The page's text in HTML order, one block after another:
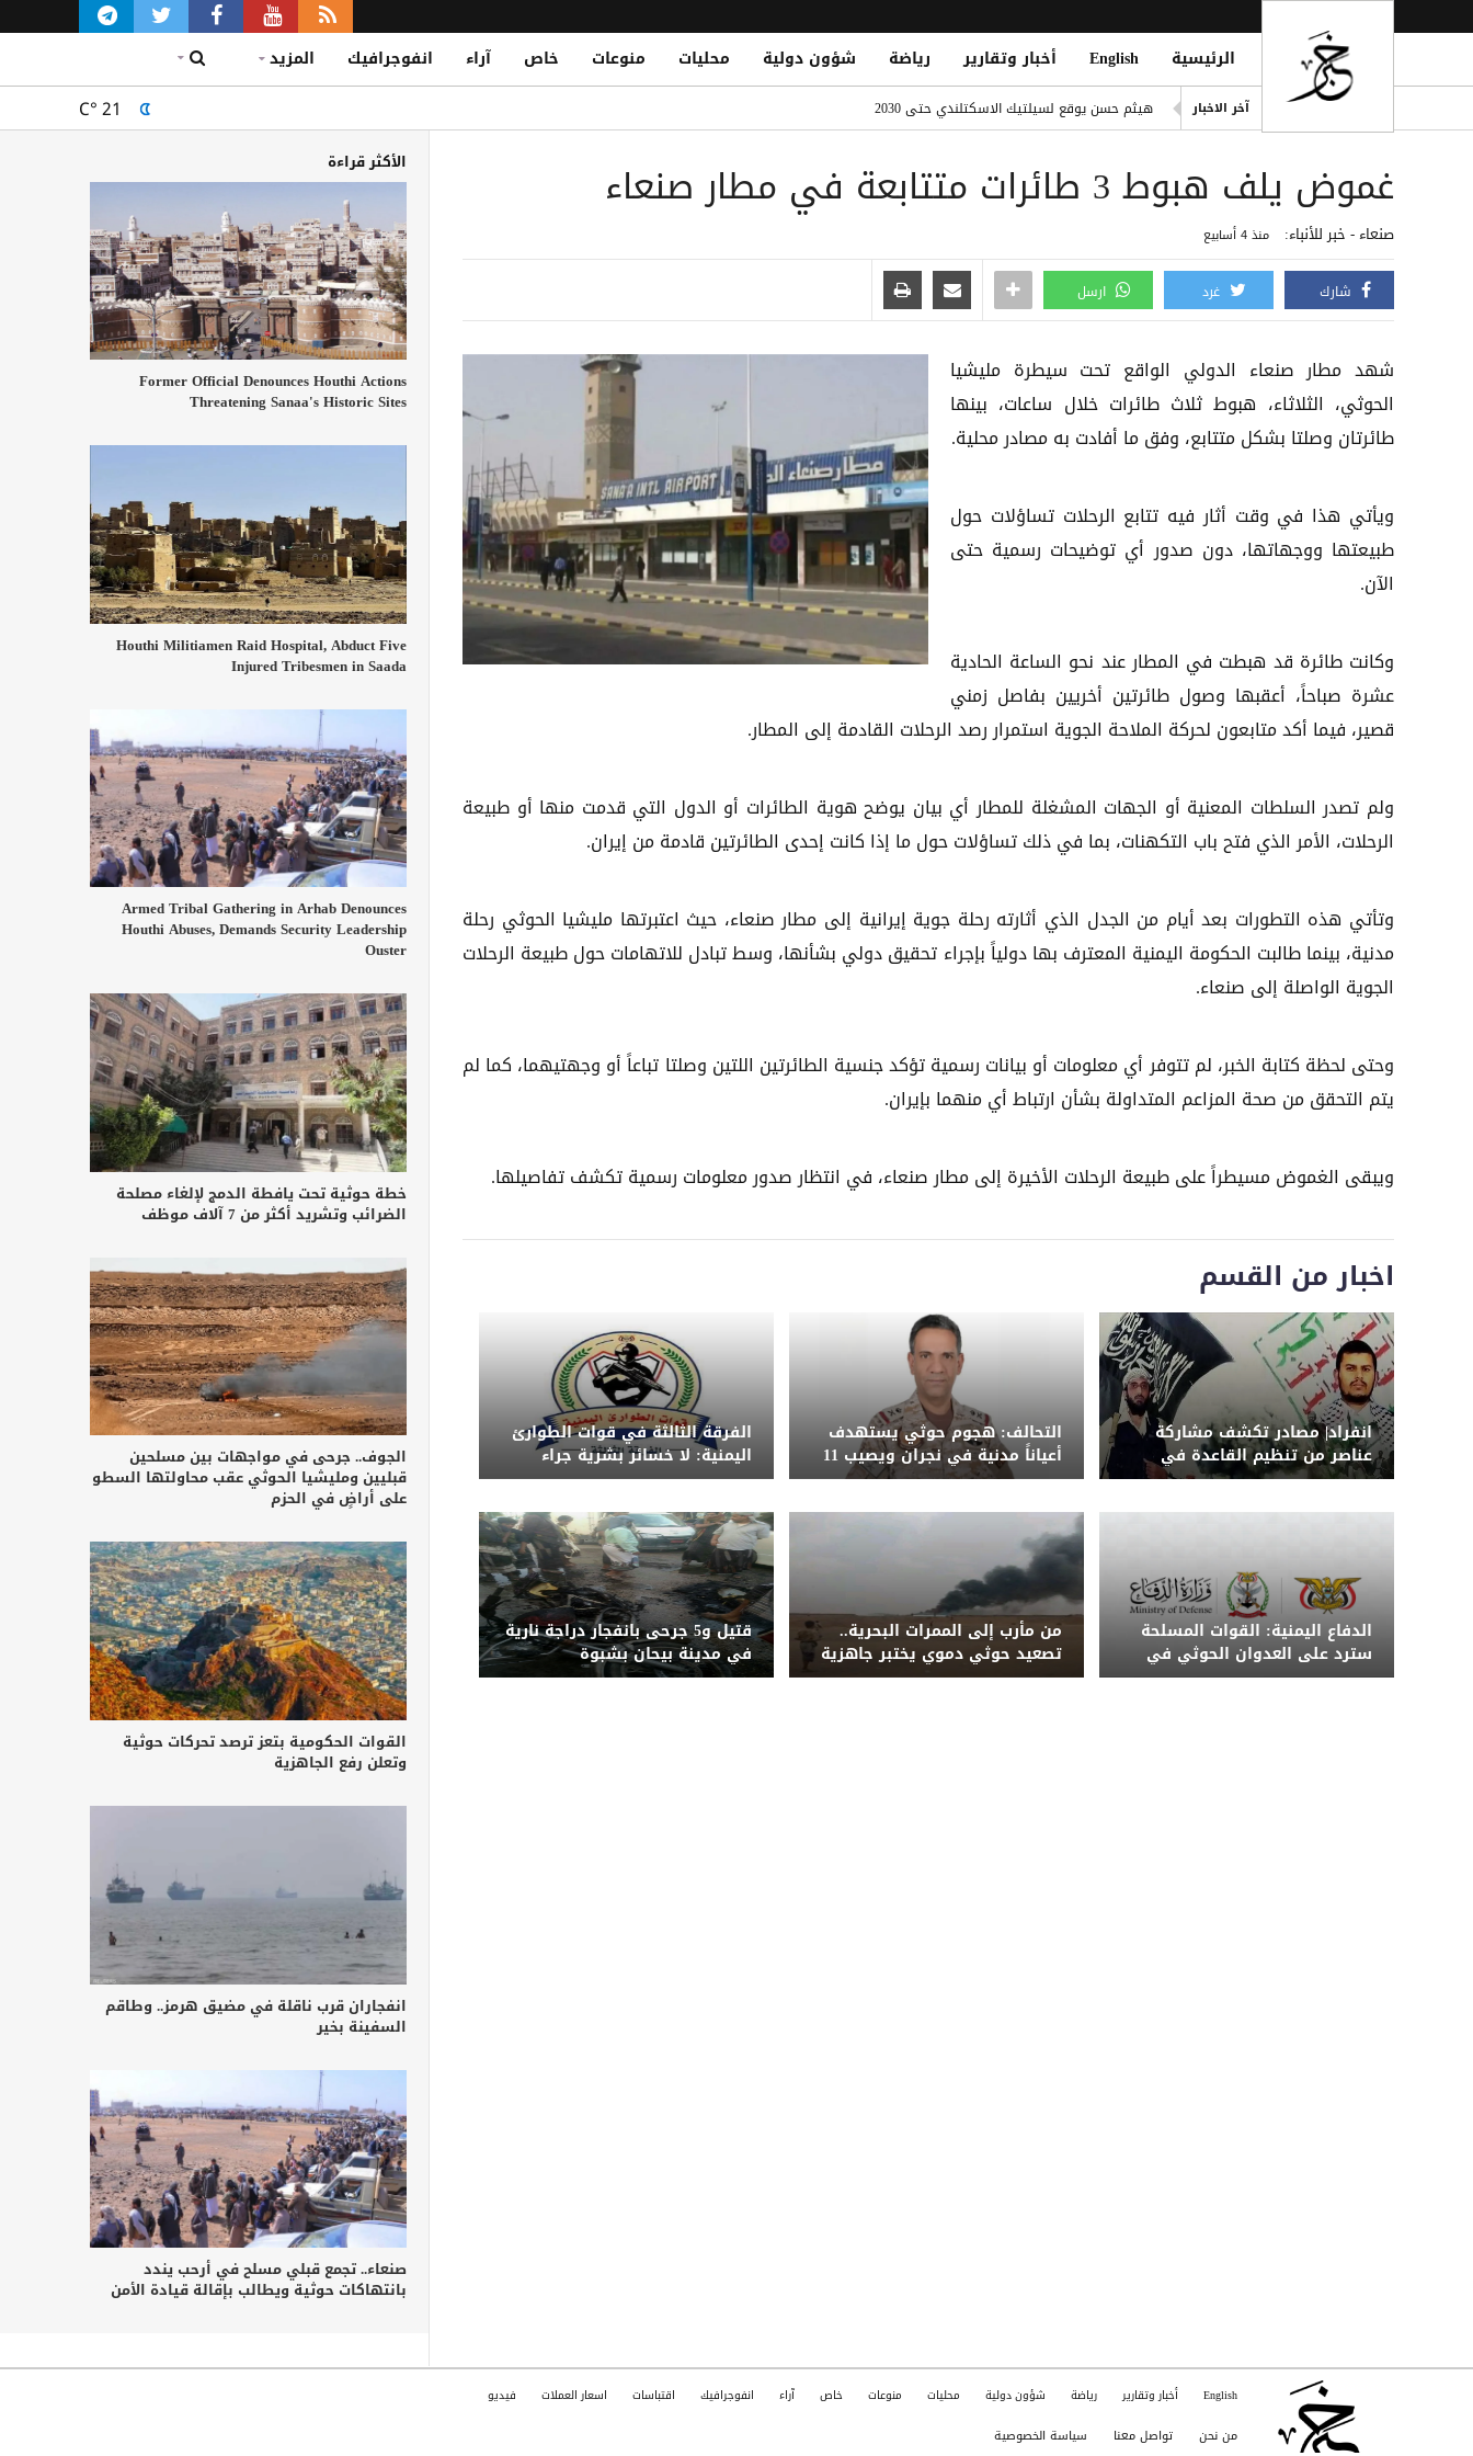
الرئيسية English أخبار وتقارير رياضة شؤون دولية محليات منوعات خاص آراء انفوجرافيك المزيد
آخر الاخبار
هيثم حسن يوقع لسيلتيك الاسكتلندي حتى 2030
Yemen Defense Ministry Vows Retaliation Against Houthi Attacks
الفرقة الثالثة في قوات الطوارئ اليمنية: لا خسائر بشرية جراء الضربة ونحذر من تداول الشائعات
C° 21
غموض يلف هبوط 3 طائرات متتابعة في مطار صنعاء
صنعاء - خبر للأنباء: منذ 4 أسابيع
شارك غرد ارسل
شهد مطار صنعاء الدولي الواقع تحت سيطرة مليشيا
الحوثي، الثلاثاء، هبوط ثلاث طائرات خلال ساعات، بينها
طائرتان وصلتا بشكل متتابع، وفق ما أفادت به مصادر محلية.
ويأتي هذا في وقت أثار فيه تتابع الرحلات تساؤلات حول
طبيعتها ووجهاتها، دون صدور أي توضيحات رسمية حتى
الآن.
وكانت طائرة قد هبطت في المطار عند نحو الساعة الحادية
عشرة صباحاً، أعقبها وصول طائرتين أخريين بفاصل زمني
قصير، فيما أكد متابعون لحركة الملاحة الجوية استمرار رصد الرحلات القادمة إلى المطار.
ولم تصدر السلطات المعنية أو الجهات المشغلة للمطار أي بيان يوضح هوية الطائرات أو الدول التي قدمت منها أو طبيعة
الرحلات، الأمر الذي فتح باب التكهنات، بما في ذلك تساؤلات حول ما إذا كانت إحدى الطائرتين قادمة من إيران.
وتأتي هذه التطورات بعد أيام من الجدل الذي أثارته رحلة جوية إيرانية إلى مطار صنعاء، حيث اعتبرتها مليشيا الحوثي رحلة
مدنية، بينما طالبت الحكومة اليمنية المعترف بها دولياً بإجراء تحقيق دولي بشأنها، وسط تبادل للاتهامات حول طبيعة الرحلات
الجوية الواصلة إلى صنعاء.
وحتى لحظة كتابة الخبر، لم تتوفر أي معلومات أو بيانات رسمية تؤكد جنسية الطائرتين اللتين وصلتا تباعاً أو وجهتيهما، كما لم
يتم التحقق من صحة المزاعم المتداولة بشأن ارتباط أي منهما بإيران.
ويبقى الغموض مسيطراً على طبيعة الرحلات الأخيرة إلى مطار صنعاء، في انتظار صدور معلومات رسمية تكشف تفاصيلها.
اخبار من القسم
انفراد| مصادر تكشف مشاركة
عناصر من تنظيم القاعدة في
الهجوم الحوثي على معسكر
التحالف: هجوم حوثي يستهدف
أعياناً مدنية في نجران ويصيب 11
مدنياً بينهم امرأة وطفل
الفرقة الثالثة في قوات الطوارئ
اليمنية: لا خسائر بشرية جراء
الضربة ونحذر من تداول الشائعات
الدفاع اليمنية: القوات المسلحة
سترد على العدوان الحوثي في
الزمان والمكان المناسبين
من مأرب إلى الممرات البحرية..
تصعيد حوثي دموي يختبر جاهزية
الحكومة اليمنية
قتيل و5 جرحى بانفجار دراجة نارية
في مدينة بيحان بشبوة
الأكثر قراءة
Former Official Denounces Houthi Actions
Threatening Sanaa's Historic Sites
Houthi Militiamen Raid Hospital, Abduct Five
Injured Tribesmen in Saada
Armed Tribal Gathering in Arhab Denounces
Houthi Abuses, Demands Security Leadership
Ouster
خطة حوثية تحت يافطة الدمج لإلغاء مصلحة
الضرائب وتشريد أكثر من 7 آلاف موظف
الجوف.. جرحى في مواجهات بين مسلحين
قبليين ومليشيا الحوثي عقب محاولتها السطو
على أراضٍ في الحزم
القوات الحكومية بتعز ترصد تحركات حوثية
وتعلن رفع الجاهزية
انفجاران قرب ناقلة في مضيق هرمز.. وطاقم
السفينة بخير
صنعاء.. تجمع قبلي مسلح في أرحب يندد
بانتهاكات حوثية ويطالب بإقالة قيادة الأمن
English أخبار وتقارير رياضة شؤون دولية محليات منوعات خاص آراء انفوجرافيك اقتباسات اسعار العملات فيديو
من نحن تواصل معنا سياسة الخصوصية